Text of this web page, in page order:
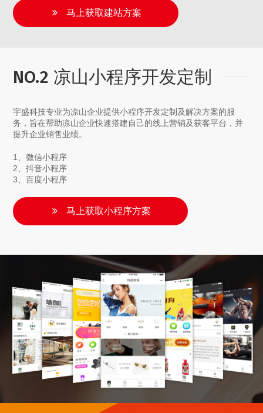
马上获取建站方案
NO.2 凉山小程序开发定制
宇盛科技专业为凉山企业提供小程序开发定制及解决方案的服
务，旨在帮助凉山企业快速搭建自己的线上营销及获客平台，并
提升企业销售业绩。
1、微信小程序
2、抖音小程序
3、百度小程序
马上获取小程序方案